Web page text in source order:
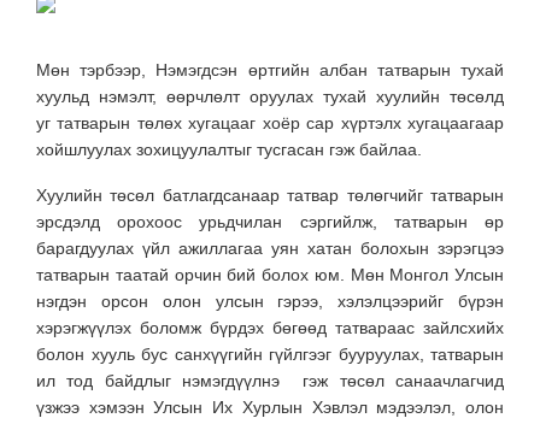
Мөн тэрбээр, Нэмэгдсэн өртгийн албан татварын тухай
хуульд нэмэлт, өөрчлөлт оруулах тухай хуулийн төсөлд
уг татварын төлөх хугацааг хоёр сар хүртэлх хугацаагаар
хойшлуулах зохицуулалтыг тусгасан гэж байлаа.
Хуулийн төсөл батлагдсанаар татвар төлөгчийг татварын
эрсдэлд орохоос урьдчилан сэргийлж, татварын өр
барагдуулах үйл ажиллагаа уян хатан болохын зэрэгцээ
татварын таатай орчин бий болох юм. Мөн Монгол Улсын
нэгдэн орсон олон улсын гэрээ, хэлэлцээрийг бүрэн
хэрэгжүүлэх боломж бүрдэх бөгөөд татвараас зайлсхийх
болон хууль бус санхүүгийн гүйлгээг бууруулах, татварын
ил тод байдлыг нэмэгдүүлнэ гэж төсөл санаачлагчид
үзжээ хэмээн Улсын Их Хурлын Хэвлэл мэдээлэл, олон